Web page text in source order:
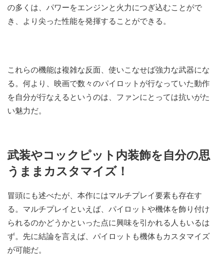
の多くは、パワーをエンジンと火力につぎ込むことがで
き、より尖った性能を発揮することができる。
これらの機能は複雑な反面、使いこなせば強力な武器にな
る。何より、映画で数々のパイロットが行なっていた動作
を自分が行なえるというのは、ファンにとっては抗いがた
い魅力だ。
武装やコックピット内装飾を自分の思
うままカスタマイズ！
冒頭にも述べたが、本作にはマルチプレイ要素も存在す
る。マルチプレイといえば、パイロットや機体を飾り付け
られるのかどうかといった点に興味を引かれる人もいるは
ず。先に結論を言えば、パイロットも機体もカスタマイズ
が可能だ。